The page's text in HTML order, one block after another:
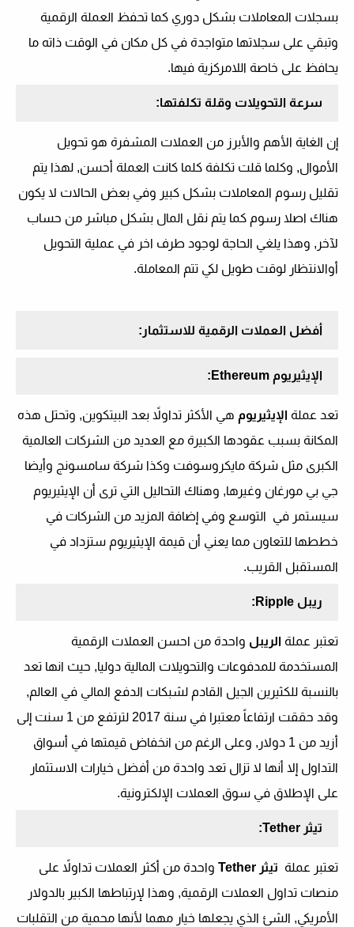
بسجلات المعاملات بشكل دوري كما تحفظ العملة الرقمية
وتبقي على سجلاتها متواجدة في كل مكان في الوقت ذاته ما
يحافظ على خاصة اللامركزية فيها.
سرعة التحويلات وقلة تكلفتها:
إن الغاية الأهم والأبرز من العملات المشفرة هو تحويل
الأموال, وكلما قلت تكلفة كلما كانت العملة أحسن, لهذا يتم
تقليل رسوم المعاملات بشكل كبير وفي بعض الحالات لا يكون
هناك اصلا رسوم كما يتم نقل المال بشكل مباشر من حساب
لآخر, وهذا يلغي الحاجة لوجود طرف اخر في عملية التحويل
أوالانتظار لوقت طويل لكي تتم المعاملة.
أفضل العملات الرقمية للاستثمار:
الإيثيريوم Ethereum
:
تعد عملة الإيثيريوم هي الأكثر تداولاً بعد البيتكوين, وتحتل هذه
المكانة بسبب عقودها الكبيرة مع العديد من الشركات العالمية
الكبرى مثل شركة مايكروسوفت وكذا شركة سامسونج وأيضا
جي بي مورغان وغيرها, وهناك التحاليل التي ترى أن الإيثيريوم
سيستمر في التوسع وفي إضافة المزيد من الشركات في
خططها للتعاون مما يعني أن قيمة الإيثيريوم ستزداد في
المستقبل القريب.
ريبل Ripple
:
تعتبر عملة الريبل واحدة من احسن العملات الرقمية
المستخدمة للمدفوعات والتحويلات المالية دوليا, حيث انها تعد
بالنسبة للكثيرين الجيل القادم لشبكات الدفع المالي في العالم,
وقد حققت ارتفاعاً معتبرا في سنة 2017 لترتفع من 1 سنت إلى
أزيد من 1 دولار, وعلى الرغم من انخفاض قيمتها في أسواق
التداول إلا أنها لا تزال تعد واحدة من أفضل خيارات الاستثمار
على الإطلاق في سوق العملات الإلكترونية.
تيثر Tether
:
تعتبر عملة تيثر Tether واحدة من أكثر العملات تداولاً على
منصات تداول العملات الرقمية, وهذا لإرتباطها الكبير بالدولار
الأمريكي, الشئ الذي يجعلها خيار مهما لأنها محمية من التقلبات